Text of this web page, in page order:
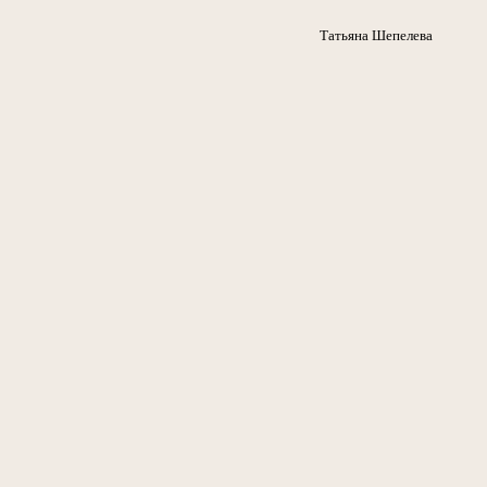
Татьяна Шепелева